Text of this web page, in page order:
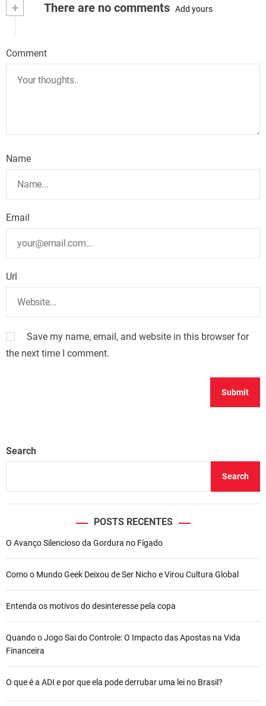
+ There are no comments Add yours
Comment
Name
Email
Url
Save my name, email, and website in this browser for
the next time I comment.
Search
Search
POSTS RECENTES
O Avanço Silencioso da Gordura no Fígado
Como o Mundo Geek Deixou de Ser Nicho e Virou Cultura Global
Entenda os motivos do desinteresse pela copa
Quando o Jogo Sai do Controle: O Impacto das Apostas na Vida
Financeira
O que é a ADI e por que ela pode derrubar uma lei no Brasil?